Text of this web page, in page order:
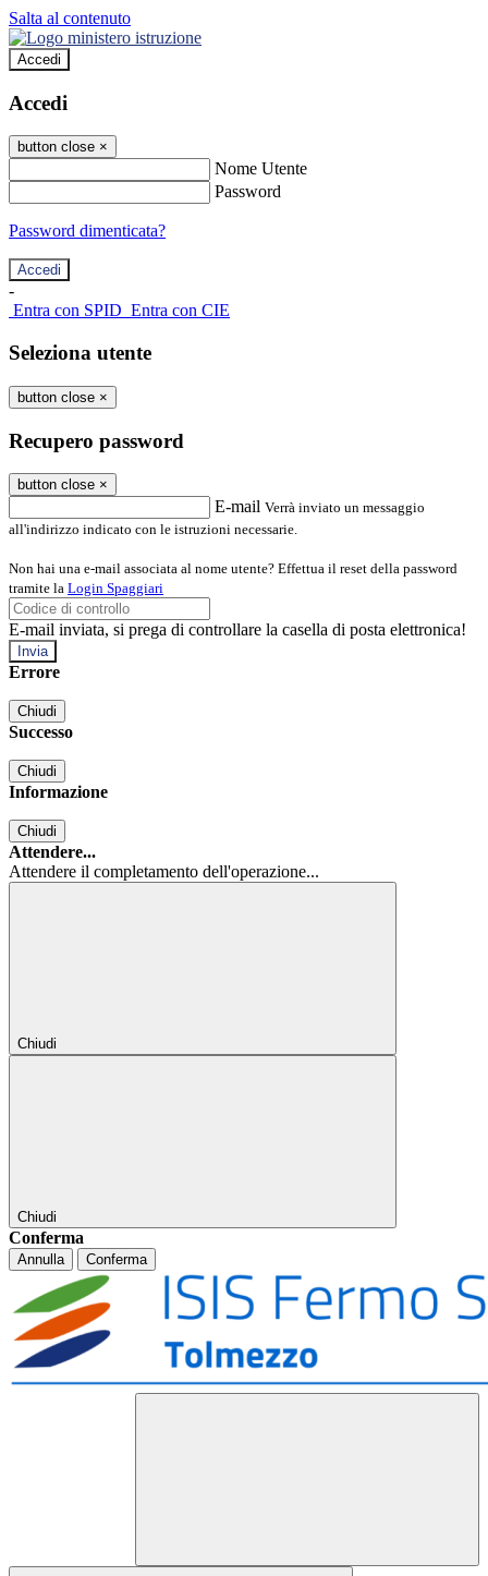
Salta al contenuto
Accedi
Accedi
button close ×
Nome Utente
Password
Password dimenticata?
-
Entra con SPID Entra con CIE
Seleziona utente
button close ×
Recupero password
button close ×
E-mail Verrà inviato un messaggio
all'indirizzo indicato con le istruzioni necessarie.
Non hai una e-mail associata al nome utente? Effettua il reset della password
tramite la Login Spaggiari
E-mail inviata, si prega di controllare la casella di posta elettronica!
Errore
Chiudi
Successo
Chiudi
Informazione
Chiudi
Attendere...
Attendere il completamento dell'operazione...
Chiudi
Chiudi
Conferma
Annulla Conferma